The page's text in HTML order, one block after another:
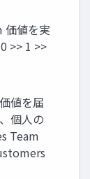
価値を実
>> 1 >>
値を届
個人の
Team